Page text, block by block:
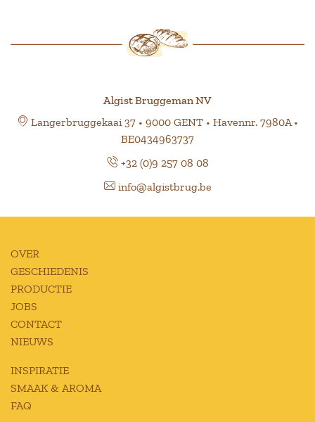
Algist Bruggeman NV
Langerbruggekaai 37 • 9000 GENT • Havennr. 7980A •
BE0434963737
+32 (0)9 257 08 08
info@algistbrug.be
OVER
GESCHIEDENIS
PRODUCTIE
JOBS
CONTACT
NIEUWS
INSPIRATIE
SMAAK & AROMA
FAQ